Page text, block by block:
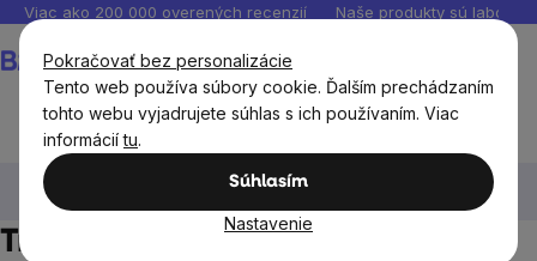
Pokračovať bez personalizácie
Tento web používa súbory cookie. Ďalším prechádzaním
tohto webu vyjadrujete súhlas s ich používaním. Viac
informáciítu.
Súhlasím
Nastavenie
Prejsť
obsah
Viac ako 200 000 overených recenzií Naše produkty sú
košík
BrainMax® výživové doplnky
črevá
Trávenie, črevá